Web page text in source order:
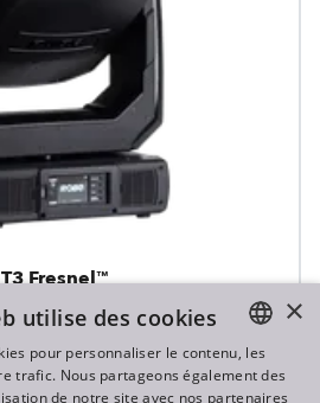
T3 Fresnel™
Nouveau
ENGLISH
×
utilise des cookies
pour personnaliser le contenu, les
trafic. Nous partageons également des
de notre site avec nos partenaires